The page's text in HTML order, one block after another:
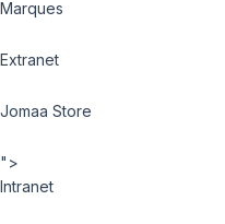
Marques
Extranet
Jomaa Store
">
Intranet